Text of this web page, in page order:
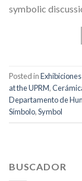
symbolic
Posted inExhibiciones
at the UPRM,
Departamento de
Símbolo,Symbol
BUSCADOR